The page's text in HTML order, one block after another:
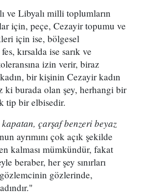
ve Libyalı milli toplumların
için, peçe, Cezayir topumu ve
için ise, bölgesel
kırsalda ise sarık ve
izin verir, biraz
bir kişinin Cezayir kadın
ki burada olan şey, herhangi bir
tip bir elbisedir.
çarşaf benzeri beyaz
ayrımını çok açık şekilde
kalması mümkündür, fakat
beraber, her şey sınırları
gözlerinde,